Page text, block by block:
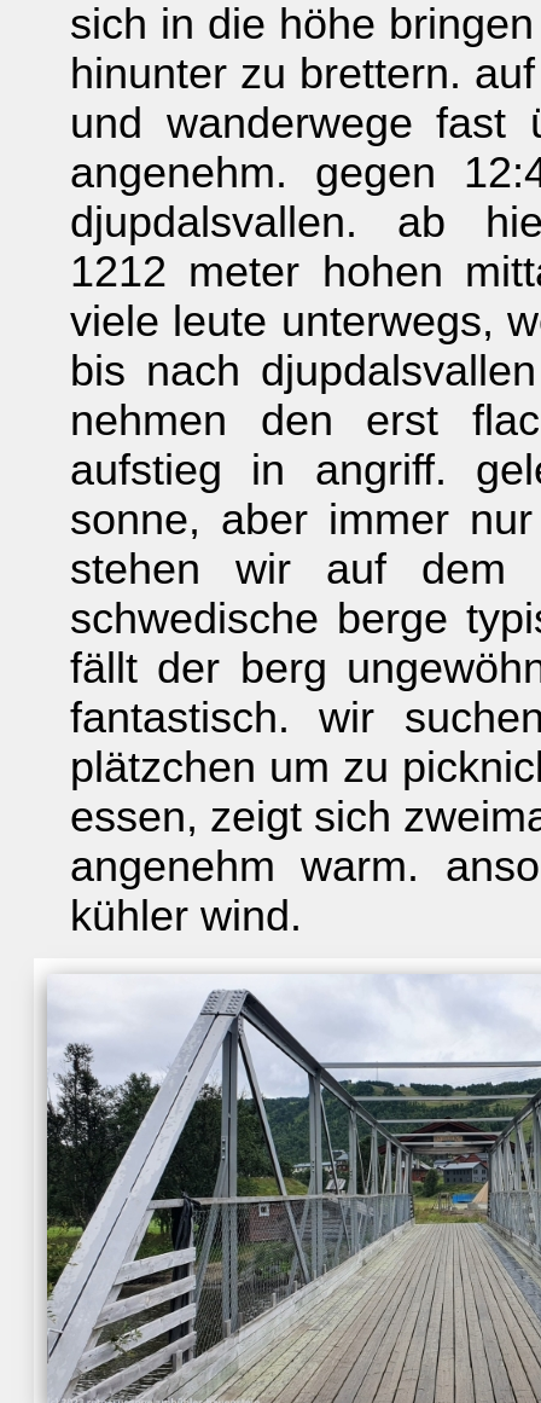
sich in die höhe
hinunter zu brettern.
und wanderwege fast
angenehm. gegen
djupdalsvallen. ab
1212 meter hohen
viele leute unterwegs,
bis nach
nehmen den erst
aufstieg in angriff.
sonne, aber immer
stehen wir auf
schwedische berge
fällt der berg
fantastisch. wir
plätzchen um zu
essen, zeigt sich
angenehm warm.
kühler wind.